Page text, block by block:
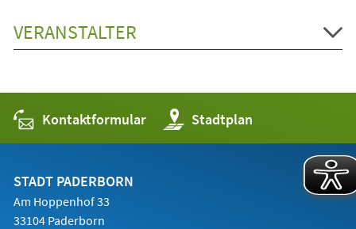
VERANSTALTER
Kontaktformular Stadtplan
(Öffnet
in
einem
STADT PADERBORN
Am Hoppenhof 33
33104 Paderborn